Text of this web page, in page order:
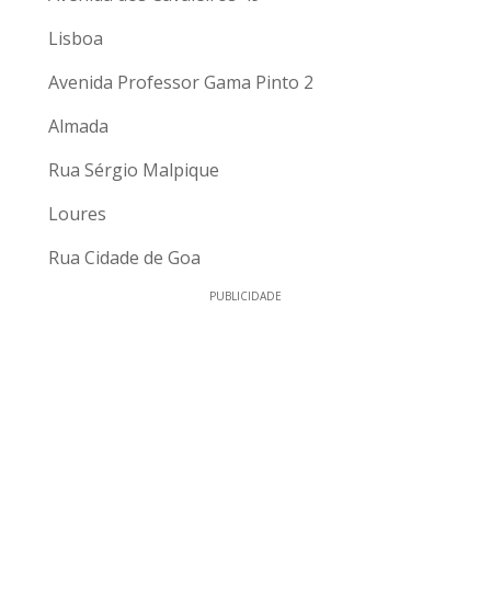
Lisboa
Avenida Professor Gama Pinto 2
Almada
Rua Sérgio Malpique
Loures
Rua Cidade de Goa
PUBLICIDADE